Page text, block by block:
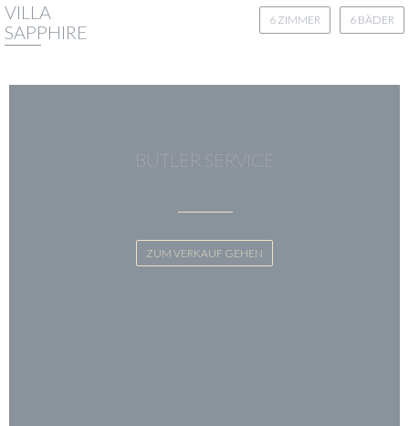
VILLA
SAPPHIRE
6 BÄDER
6 ZIMMER
BUTLER SERVICE
ZUM VERKAUF GEHEN